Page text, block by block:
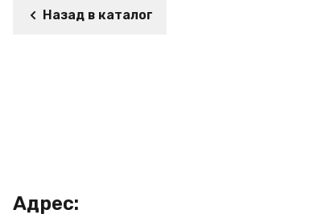
Назад в каталог
Адрес: